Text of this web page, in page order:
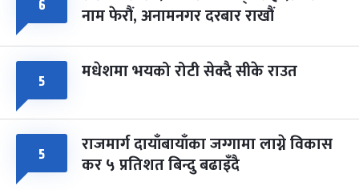
६ नाम फेरौं, अनामनगर दरबार राखौं
५ मधेशमा भयको रोटी सेक्दै सीके राउत
५ राजमार्ग दायाँबायाँका जग्गामा लाग्ने विकास
कर ५ प्रतिशत बिन्दु बढाइँदै